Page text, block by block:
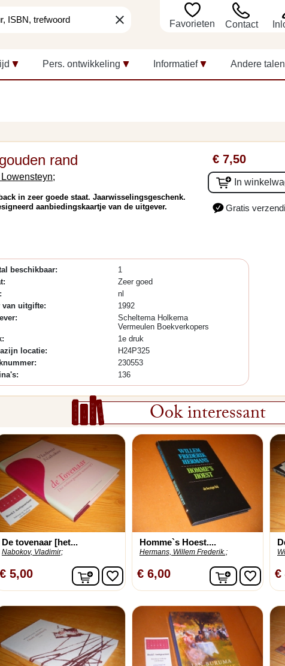
clear Favorieten Contact
Pers. ontwikkeling Informatief Andere talen
rand
in zeer goede staat. Jaarwisselingsgeschenk.
aanbiedingskaartje van de uitgever.
€ 7,50
In
Gratis
beschikbaar:
1
Zeer goed
nl
van uitgifte:
1992
Scheltema Holkema
Vermeulen Boekverkopers
1e druk
locatie:
H24P325
230553
136
Ook interessant
De tovenaar [het...
Nabokov, Vladimir;
€ 5,00 In winkelwagen
favorite_border
Homme`s Hoest....
Hermans, Willem Frederik.;
€ 6,00 Infavorite_border €